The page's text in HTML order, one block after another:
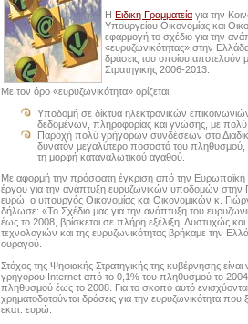
Η Ειδική Γραμματεία για την
Υπουργείου Οικονομίας και
εφαρμογή το σχέδιο για την
«ευρυζωνικότητας» στην
δράσεις του οποίου αποτελούν
Στρατηγικής 2006-2013.
Με τον όρο «ευρυζωνικότητα» ορίζεται:
Υποδομή σε δίκτυα ηλεκτρονικών
δεδομένων, πληροφορίας και γνώσης, με
Παροχή πολύ γρήγορων συνδέσεων στο
δυνατόν μεγαλύτερο ποσοστό του πληθυσμού,
τη μορφή καταναλωτικού αγαθού.
Με αφορμή την πρόσφατη έγκριση από την Ευρωπαϊκή
έργου για την ανάπτυξη ευρυζωνικών υποδομών στην
ευρώ, ο υπουργός Οικονομίας και Οικονομικών κ.
δήλωσε: «Το Σχέδιό μας για την ανάπτυξη του
έως το 2008, βρίσκεται σε πλήρη εξέλιξη. Δυστυχώς
τεχνολογιών και της ευρυζωνικότητας βρήκαμε την
ουραγού.
Στόχος της Ψηφιακής Στρατηγικής της κυβέρνησης είναι
γρήγορου Internet από το 0,1% του πληθυσμού το 2004
πληθυσμού έως το 2008. Για το σκοπό αυτό
χρηματοδοτούνται δράσεις για την ευρυζωνικότητα
εκατ. ευρώ.